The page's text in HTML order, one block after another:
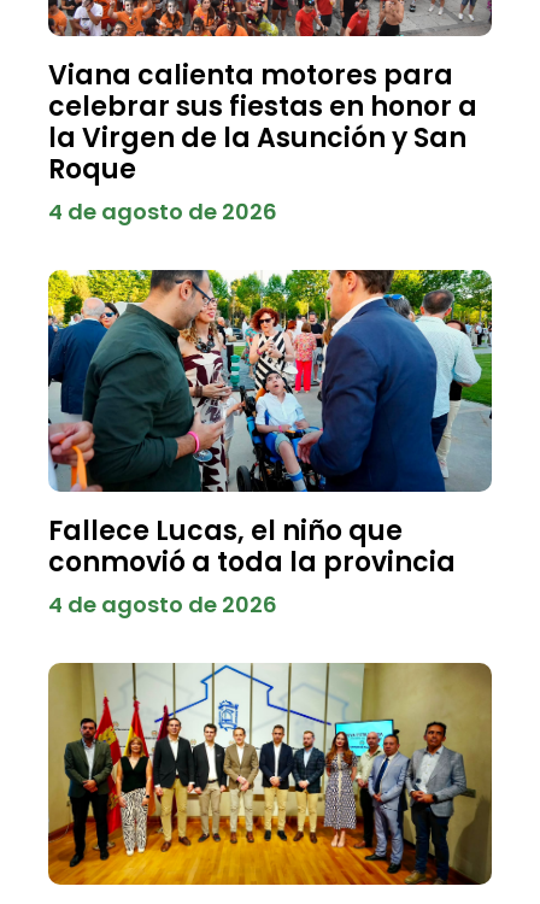
Viana calienta motores para
celebrar sus fiestas en honor a
la Virgen de la Asunción y San
Roque
4 de agosto de 2026
Fallece Lucas, el niño que
conmovió a toda la provincia
4 de agosto de 2026